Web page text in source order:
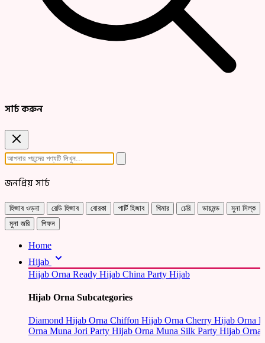
সার্চ করুন
জনপ্রিয় সার্চ
হিজাব ওড়না রেডি হিজাব বোরকা পার্টি হিজাব খিমার চেরি ডায়মন্ড
মুনা সিল্ক
মুনা জরি
শিফন
Home
Hijab
Hijab Orna Ready Hijab China Party Hijab
Hijab Orna Subcategories
Diamond Hijab Orna Chiffon Hijab Orna Cherry Hijab Orna
Orna Muna Jori Party Hijab Orna Muna Silk Party Hijab Orna